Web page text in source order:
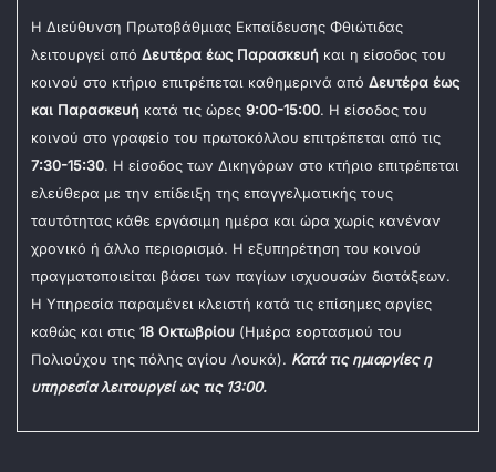
Η Διεύθυνση Πρωτοβάθμιας Εκπαίδευσης Φθιώτιδας
λειτουργεί από Δευτέρα έως Παρασκευή και η είσοδος του
κοινού στο κτήριο επιτρέπεται καθημερινά από Δευτέρα έως
και Παρασκευή κατά τις ώρες 9:00-15:00. Η είσοδος του
κοινού στο γραφείο του πρωτοκόλλου επιτρέπεται από τις
7:30-15:30. Η είσοδος των Δικηγόρων στο κτήριο επιτρέπεται
ελεύθερα με την επίδειξη της επαγγελματικής τους
ταυτότητας κάθε εργάσιμη ημέρα και ώρα χωρίς κανέναν
χρονικό ή άλλο περιορισμό. Η εξυπηρέτηση του κοινού
πραγματοποιείται βάσει των παγίων ισχυουσών διατάξεων.
Η Υπηρεσία παραμένει κλειστή κατά τις επίσημες αργίες
καθώς και στις 18 Οκτωβρίου (Ημέρα εορτασμού του
Πολιούχου της πόλης αγίου Λουκά). Κατά τις ημιαργίες η
υπηρεσία λειτουργεί ως τις 13:00.